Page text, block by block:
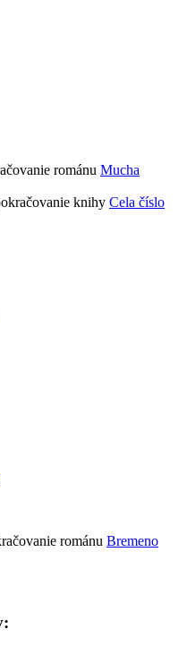
románu Mucha
knihy Cela číslo
románu Bremeno